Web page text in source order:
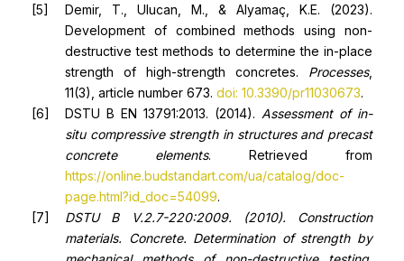
Demir, T., Ulucan, M., & Alyamaç, K.E. (2023).
Development of combined methods using non-
destructive test methods to determine the in-place
strength of high-strength concretes. Processes,
11(3), article number 673. doi: 10.3390/pr11030673.
DSTU B EN 13791:2013. (2014). Assessment of in-
situ compressive strength in structures and precast
concrete elements. Retrieved from
https://online.budstandart.com/ua/catalog/doc-
page.html?id_doc=54099.
DSTU B V.2.7-220:2009. (2010). Construction
materials. Concrete. Determination of strength by